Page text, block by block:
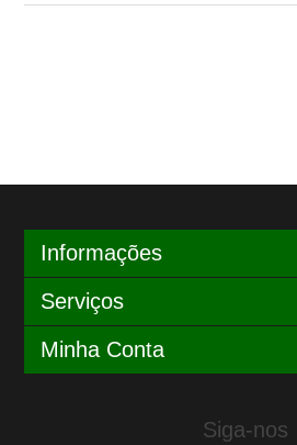
Informações
Serviços
Minha Conta
Siga-nos